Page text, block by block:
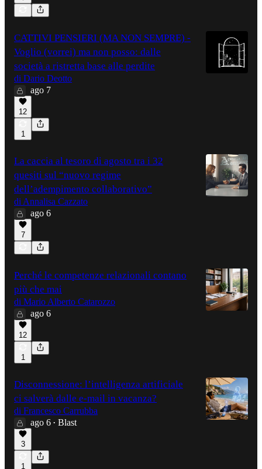
CATTIVI PENSIERI (MA NON SEMPRE) -
Voglio (vorrei) ma non posso: dalle
società a ristretta base alle perdite
di Dario Deotto
ago 7
12
1
La caccia al tesoro di agosto tra i 32
quesiti sul “nuovo regime
dell’adempimento collaborativo”
di Annalisa Cazzato
ago 6
7
Perché le competenze relazionali contano
più che mai
di Mario Alberto Catarozzo
ago 6
12
1
Disconnessione: l’intelligenza artificiale
ci salverà dalle e-mail in vacanza?
di Francesco Carrubba
ago 6 • Blast
3
1